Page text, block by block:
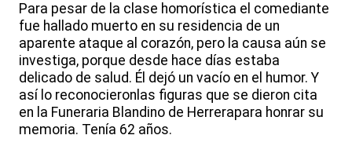
Para pesar de la clase homorística el comediante
fue hallado muerto en su residencia de un
aparente ataque al corazón, pero la causa aún se
investiga, porque desde hace días estaba
delicado de salud. Él dejó un vacío en el humor. Y
así lo reconocieronlas figuras que se dieron cita
en la Funeraria Blandino de Herrerapara honrar su
memoria. Tenía 62 años.